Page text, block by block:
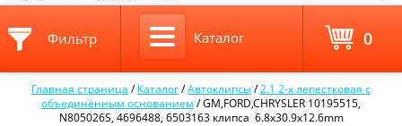
Главная страница /Каталог/Автоклипсы/2.1 2-х лепестковая с
объединённым основанием /GM,FORD,CHRYSLER 10195515,
N805026S, 4696488, 6503163 клипса 6.8x30.9x12.6mm
Фильтр Каталог 0